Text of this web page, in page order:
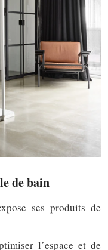
de bain
ses produits de
l’espace et de